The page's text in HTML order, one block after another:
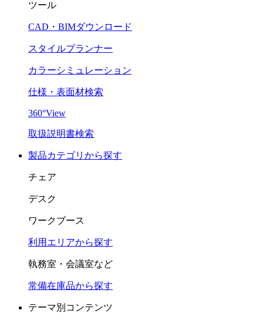
ツール
CAD・BIMダウンロード
スタイルプランナー
カラーシミュレーション
仕様・表面材検索
360°View
取扱説明書検索
製品カテゴリから探す
チェア
デスク
ワークブース
利用エリアから探す
執務室・会議室など
常備在庫品から探す
テーマ別コンテンツ